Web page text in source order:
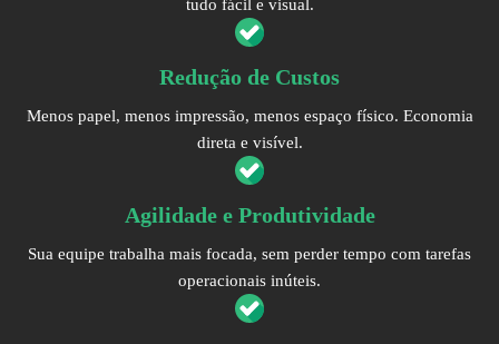
tudo fácil e visual.
Redução de Custos
Menos papel, menos impressão, menos espaço físico. Economia
direta e visível.
Agilidade e Produtividade
Sua equipe trabalha mais focada, sem perder tempo com tarefas
operacionais inúteis.